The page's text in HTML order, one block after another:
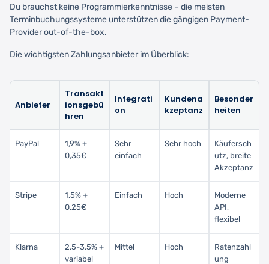
Du brauchst keine Programmierkenntnisse – die meisten
Terminbuchungssysteme unterstützen die gängigen Payment-
Provider out-of-the-box.
Die wichtigsten Zahlungsanbieter im Überblick:
Anbieter
Transakt
ionsgebü
hren
Integrati
on
Kundena
kzeptanz
Besonder
heiten
PayPal
1,9% +
0,35€
Sehr
einfach
Sehr hoch
Käufersch
utz, breite
Akzeptanz
Stripe
1,5% +
0,25€
Einfach Hoch
Moderne
API,
flexibel
Klarna
2,5-3,5% +
variabel
Mittel Hoch
Ratenzahl
ung